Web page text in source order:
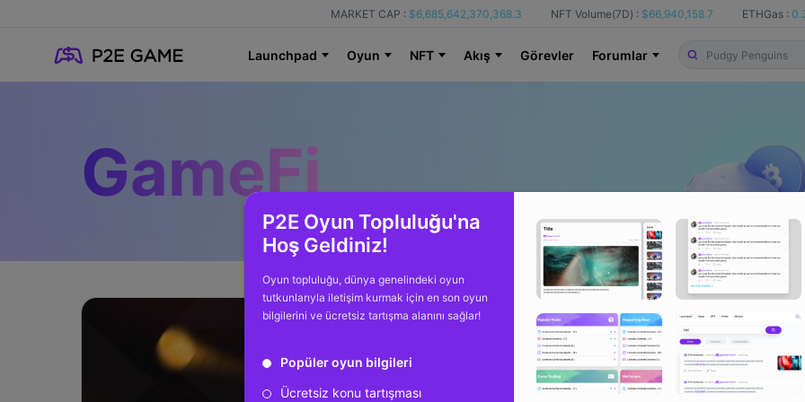
MARKET CAP : $6,685,642,370,368.3 NFT Volume(7D) : $66,940,158.7 ETHGas :
Launchpad Oyun NFT Akış Görevler Forumlar
P2E Oyun Topluluğu'na
Hoş Geldiniz!
Oyun topluluğu, dünya genelindeki oyun
tutkunlarıyla iletişim kurmak için en son oyun
bilgilerini ve ücretsiz tartışma alanını sağlar!
Popüler oyun bilgileri
Ücretsiz konu tartışması
GameFi